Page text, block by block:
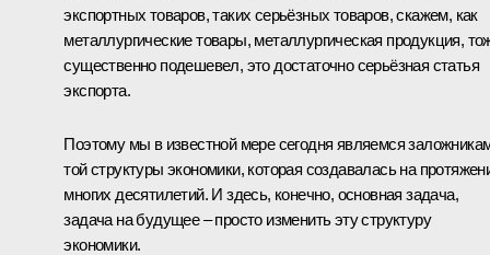
экспортных товаров, таких серьёзных товаров, скажем, как
металлургические товары, металлургическая продукция,
существенно подешевел, это достаточно серьёзная статья
экспорта.
Поэтому мы в известной мере сегодня являемся
той структуры экономики, которая создавалась на
многих десятилетий. И здесь, конечно, основная задача,
задача на будущее – просто изменить эту структуру
экономики.